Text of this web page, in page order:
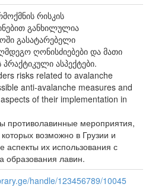
რისკის
განხილულია
გასატარებელი
ღონისძიებები და მათი
პრაქტიკული ასპექტები.
risks related to avalanche
anti-avalanche measures and
of their implementation in
противолавинные мероприятия,
возможно в Грузии и
аспекты их использования с
образования лавин.
handle/123456789/10045